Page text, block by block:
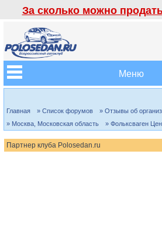
За сколько можно
Меню
Главная » Список форумов
» Отзывы об
» Москва, Московская область
» Фольксваген
Партнер клуба Polosedan.ru